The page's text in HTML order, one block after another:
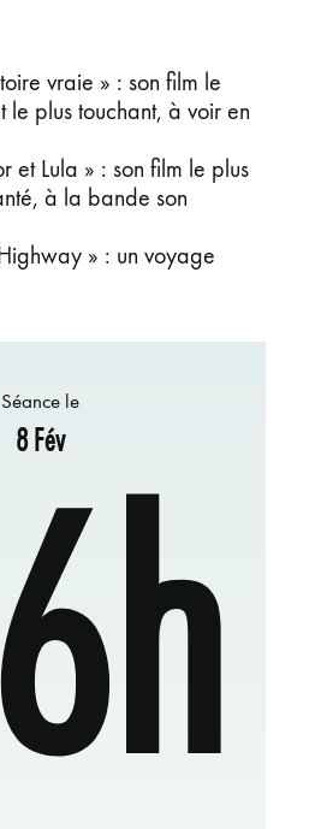
vraie » : son film le
le plus touchant, à voir en
et Lula » : son film le plus
à la bande son
» : un voyage
Séance le
8 Fév